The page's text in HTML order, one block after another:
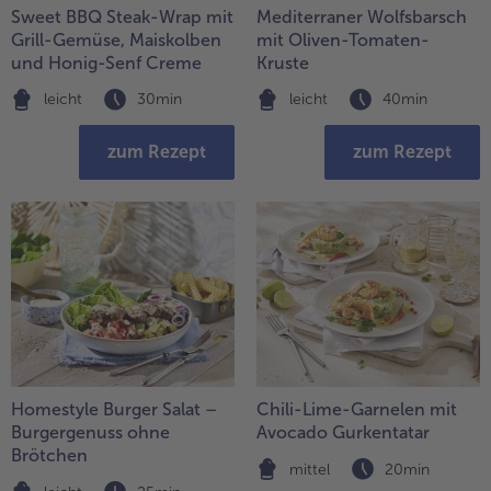
alle Geflügel
Fleischersatz
alle Fleischersatz
alle Pizza
Snacks
alle Snacks
Kartoffelprodukte
alle Kartoffelprodukte
Beilagen & Saucen
alle Beilagen & Saucen
Suppeneinlagen
alle Suppeneinlagen
Brot & Brötchen
alle Online Exklusiv
Länderküche
alle Länderküche
alle Vegetarisch & Vegan
BIO
alle BIO
Kids-Produkte
alle Kids-Produkte
Schoko-Genuss
alle Schoko-Genuss
Confiserie & Feinkost
alle Confiserie & Feinkost
Für die Heißluftfritteuse
Sweet BBQ Steak-Wrap mit
Grill-Gemüse, Maiskolben
und Honig-Senf Creme
leicht 30min
zum Rezept
Mediterraner Wolfsbarsch
mit Oliven-Tomaten-
Kruste
leicht 40min
zum Rezept
Homestyle Burger Salat –
Burgergenuss ohne
Brötchen
Chili-Lime-Garnelen mit
Avocado Gurkentatar
mittel 20min